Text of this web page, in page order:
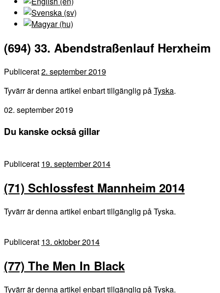
(694) 33. Abendstraßenlauf Herxheim
Publicerat2. september 2019
Tyvärr är denna artikel enbart tillgänglig påTyska.
02. september 2019
Du kanske också gillar
Publicerat 19. september 2014
(71) Schlossfest Mannheim 2014
Tyvärr är denna artikel enbart tillgänglig på Tyska.
Publicerat 13. oktober 2014
(77) The Men In Black
Tyvärr är denna artikel enbart tillgänglig på Tyska.